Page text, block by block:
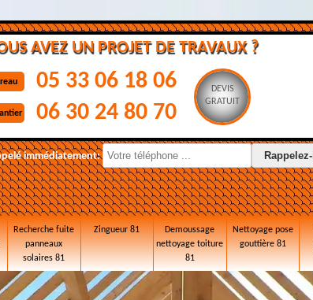
AVEZ UN PROJET DE TRAVAUX ?
05 33 06 18 06
06 30 24 80 70
DEVIS
GRATUIT
immédiatement:
Recherche fuite
panneaux
solaires 81
Zingueur 81
Demoussage
nettoyage toiture
81
Nettoyage pose
gouttière 81